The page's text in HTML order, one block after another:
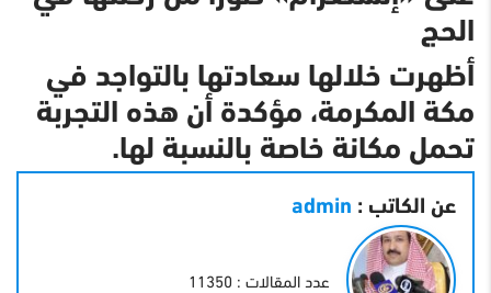
الحج
أظهرت خلالها سعادتها بالتواجد في
مكة المكرمة، مؤكدة أن هذه التجربة
تحمل مكانة خاصة بالنسبة لها.
عن الكاتب : admin
عدد المقالات : 11350